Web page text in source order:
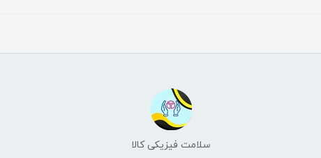
سلامت فیزیکی کالا